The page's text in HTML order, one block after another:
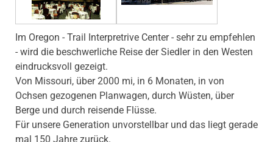
Im Oregon - Trail Interpretrive Center - sehr zu empfehlen
- wird die beschwerliche Reise der Siedler in den Westen
eindrucksvoll gezeigt.
Von Missouri, über 2000 mi, in 6 Monaten, in von
Ochsen gezogenen Planwagen, durch Wüsten, über
Berge und durch reisende Flüsse.
Für unsere Generation unvorstellbar und das liegt gerade
mal 150 Jahre zurück.